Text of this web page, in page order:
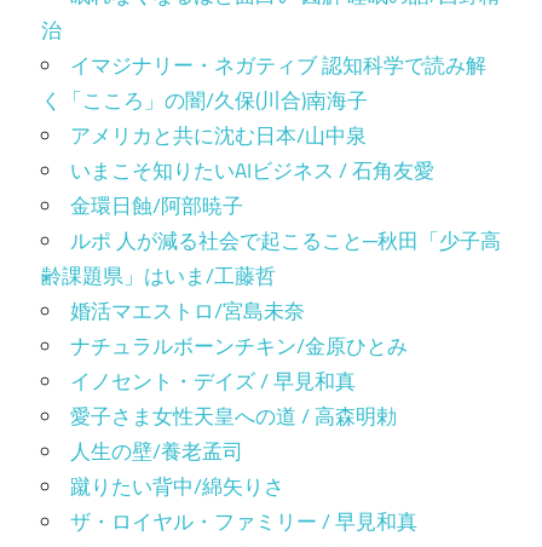
治
イマジナリー・ネガティブ 認知科学で読み解
く「こころ」の闇/久保(川合)南海子
アメリカと共に沈む日本/山中泉
いまこそ知りたいAIビジネス / 石角友愛
金環日蝕/阿部暁子
ルポ 人が減る社会で起こること─秋田「少子高
齢課題県」はいま/工藤哲
婚活マエストロ/宮島未奈
ナチュラルボーンチキン/金原ひとみ
イノセント・デイズ / 早見和真
愛子さま女性天皇への道 / 高森明勅
人生の壁/養老孟司
蹴りたい背中/綿矢りさ
ザ・ロイヤル・ファミリー / 早見和真